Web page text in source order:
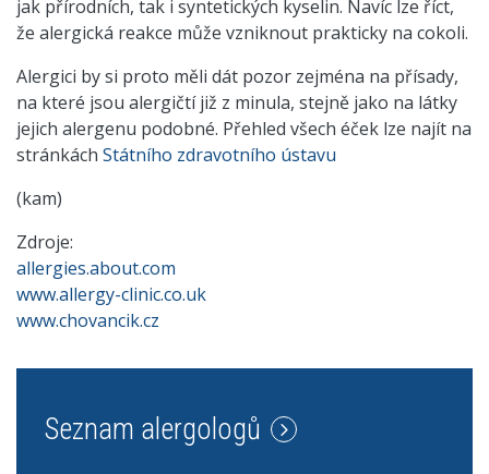
jak přírodních, tak i syntetických kyselin. Navíc lze říct,
že alergická reakce může vzniknout prakticky na cokoli.
Alergici by si proto měli dát pozor zejména na přísady,
na které jsou alergičtí již z minula, stejně jako na látky
jejich alergenu podobné. Přehled všech éček lze najít na
stránkách Státního zdravotního ústavu
(kam)
Zdroje:
allergies.about.com
www.allergy-clinic.co.uk
www.chovancik.cz
Seznam alergologů